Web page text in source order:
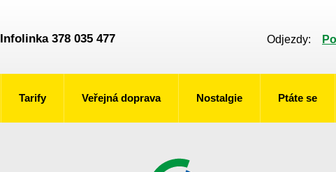
Infolinka 378 035 477 Odjezdy:
Tarify Veřejná doprava Nostalgie Ptáte se